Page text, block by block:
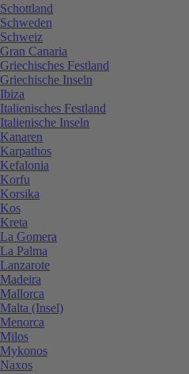
Schottland
Schweden
Schweiz
Gran Canaria
Griechisches Festland
Griechische Inseln
Ibiza
Italienisches Festland
Italienische Inseln
Kanaren
Karpathos
Kefalonia
Korfu
Korsika
Kos
Kreta
La Gomera
La Palma
Lanzarote
Madeira
Mallorca
Malta (Insel)
Menorca
Milos
Mykonos
Naxos